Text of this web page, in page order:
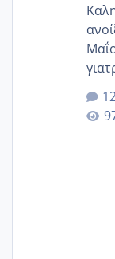
Μαΐου εγώ είμαι 9 εβδ